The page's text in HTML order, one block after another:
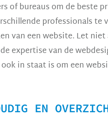
of bureaus om de beste
professionals te
van een website. Let
expertise van de
in staat is om een
EN